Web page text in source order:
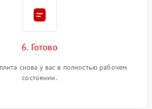
6. Готово
снова у вас в полностью рабочем
состоянии.